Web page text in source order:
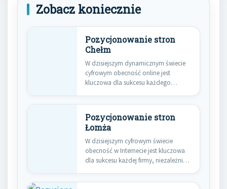
Zobacz koniecznie
Pozycjonowanie stron
Chełm
W dzisiejszym dynamicznym świecie
cyfrowym obecność online jest
kluczowa dla sukcesu każdego
Pozycjonowanie stron
Łomża
W dzisiejszym cyfrowym świecie
obecność w Internecie jest kluczowa
dla sukcesu każdej firmy, niezależnie